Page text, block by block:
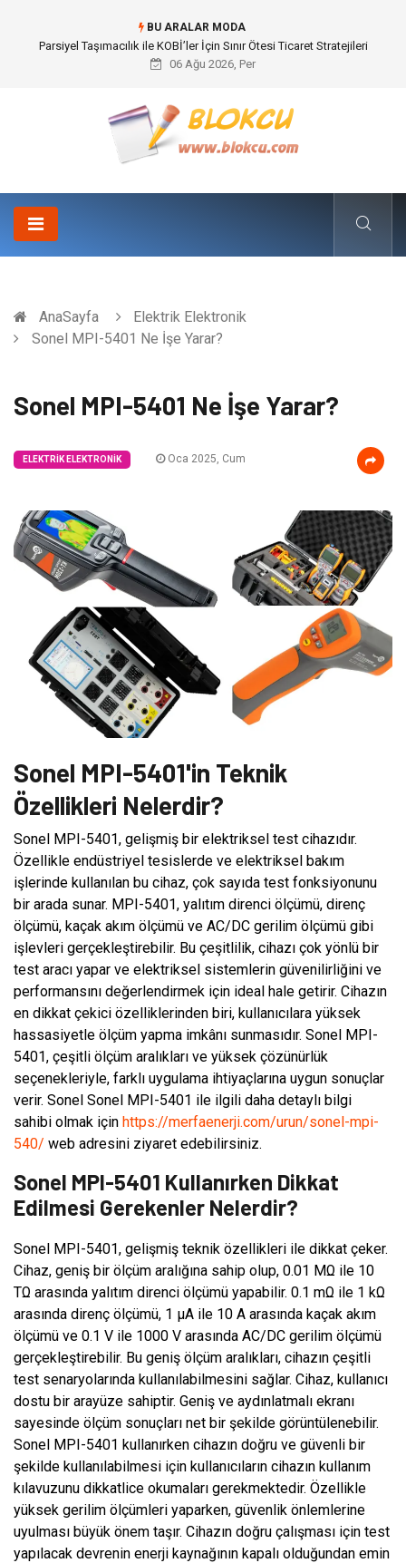
BU ARALAR MODA
Parsiyel Taşımacılık ile KOBİ’ler İçin Sınır Ötesi Ticaret Stratejileri
06 Ağu 2026, Per
AnaSayfa
Elektrik Elektronik
Sonel MPI-5401 Ne İşe Yarar?
Sonel MPI-5401 Ne İşe Yarar?
ELEKTRIK ELEKTRONIK Oca 2025, Cum
Sonel MPI-5401'in Teknik
Özellikleri Nelerdir?
Sonel MPI-5401, gelişmiş bir elektriksel test cihazıdır.
Özellikle endüstriyel tesislerde ve elektriksel bakım
işlerinde kullanılan bu cihaz, çok sayıda test fonksiyonunu
bir arada sunar. MPI-5401, yalıtım direnci ölçümü, direnç
ölçümü, kaçak akım ölçümü ve AC/DC gerilim ölçümü gibi
işlevleri gerçekleştirebilir. Bu çeşitlilik, cihazı çok yönlü bir
test aracı yapar ve elektriksel sistemlerin güvenilirliğini ve
performansını değerlendirmek için ideal hale getirir. Cihazın
en dikkat çekici özelliklerinden biri, kullanıcılara yüksek
hassasiyetle ölçüm yapma imkânı sunmasıdır. Sonel MPI-
5401, çeşitli ölçüm aralıkları ve yüksek çözünürlük
seçenekleriyle, farklı uygulama ihtiyaçlarına uygun sonuçlar
verir. Sonel Sonel MPI-5401 ile ilgili daha detaylı bilgi
sahibi olmak için https://merfaenerji.com/urun/sonel-mpi-
540/ web adresini ziyaret edebilirsiniz.
Sonel MPI-5401 Kullanırken Dikkat
Edilmesi Gerekenler Nelerdir?
Sonel MPI-5401, gelişmiş teknik özellikleri ile dikkat çeker.
Cihaz, geniş bir ölçüm aralığına sahip olup, 0.01 MΩ ile 10
TΩ arasında yalıtım direnci ölçümü yapabilir. 0.1 mΩ ile 1 kΩ
arasında direnç ölçümü, 1 µA ile 10 A arasında kaçak akım
ölçümü ve 0.1 V ile 1000 V arasında AC/DC gerilim ölçümü
gerçekleştirebilir. Bu geniş ölçüm aralıkları, cihazın çeşitli
test senaryolarında kullanılabilmesini sağlar. Cihaz, kullanıcı
dostu bir arayüze sahiptir. Geniş ve aydınlatmalı ekranı
sayesinde ölçüm sonuçları net bir şekilde görüntülenebilir.
Sonel MPI-5401 kullanırken cihazın doğru ve güvenli bir
şekilde kullanılabilmesi için kullanıcıların cihazın kullanım
kılavuzunu dikkatlice okumaları gerekmektedir. Özellikle
yüksek gerilim ölçümleri yaparken, güvenlik önlemlerine
uyulması büyük önem taşır. Cihazın doğru çalışması için test
yapılacak devrenin enerji kaynağının kapalı olduğundan emin